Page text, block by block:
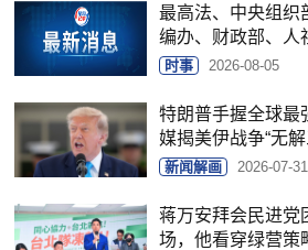
最高法、中央组织
编办、财政部、人
时事 2026-08-05
特朗普手握全球最
媒揭美伊战争“无
新闻解画 2026-07-31
蒋万安拜会民进党
场，他看穿绿营策